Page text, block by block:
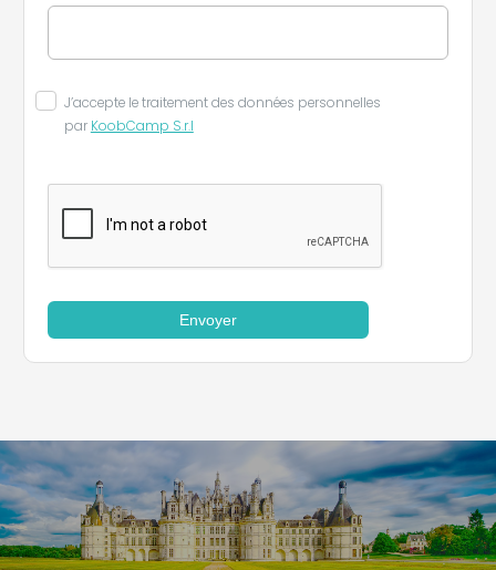
J’accepte le traitement des données personnelles
par KoobCamp S.r.l
Envoyer